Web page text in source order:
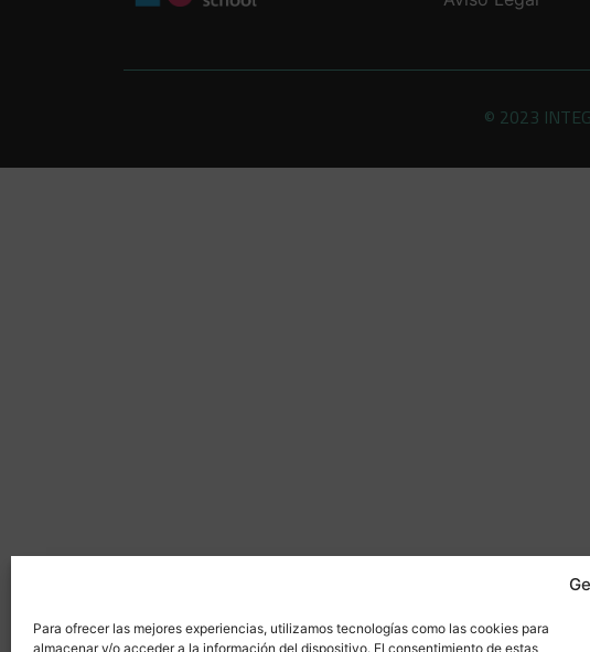
Para ofrecer las mejores experiencias, utilizamos tecnologías como las cookies para
almacenar y/o acceder a la información del dispositivo. El consentimiento de estas
© 2023